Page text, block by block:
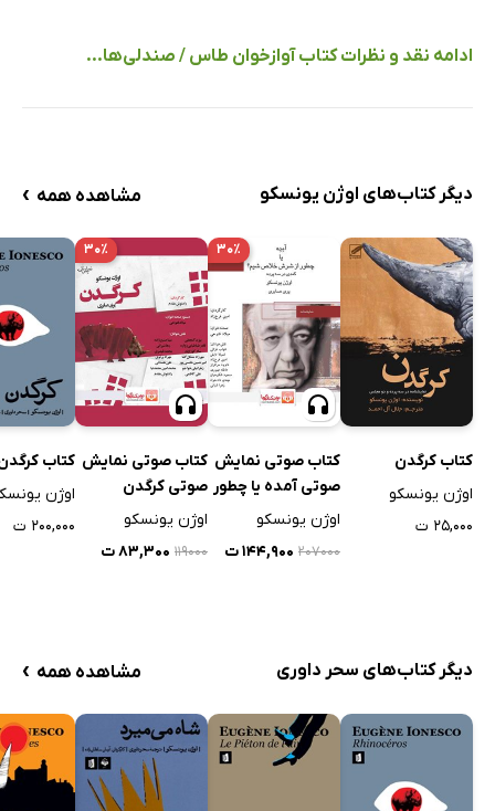
ادامه نقد و نظرات کتاب آوازخوان طاس / صندلی‌ها...
دیگر کتاب‌های اوژن یونسکو مشاهده همه ›
کتاب کرگدن
اوژن یونسکو
۲۵,۰۰۰ ت
۳۰٪
کتاب صوتی نمایش
صوتی آمده یا چطور
از شرش خلاص
اوژن یونسکو
۲۰۷۰۰۰ ۱۴۴,۹۰۰ ت
۳۰٪
کتاب صوتی نمایش
صوتی کرگدن
اوژن یونسکو
۱۱۹۰۰۰ ۸۳,۳۰۰ ت
کتاب
اوژن
۲۰۰,۰۰۰ ت
دیگر کتاب‌های سحر داوری مشاهده همه ›